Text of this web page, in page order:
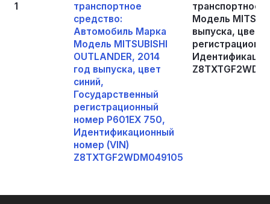
1
транспортное
средство:
Автомобиль Марка
Модель MITSUBISHI
OUTLANDER, 2014
год выпуска, цвет
синий,
Государственный
регистрационный
номер Р601ЕХ 750,
Идентификационный
номер (VIN)
Z8TXTGF2WDM049105
транспортное
Модель
выпуска, цвет